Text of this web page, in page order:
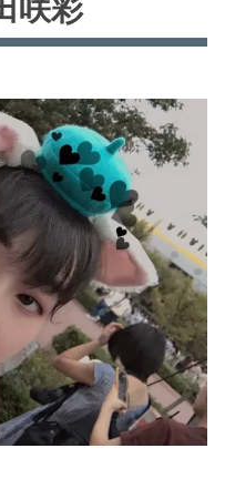
咲彩